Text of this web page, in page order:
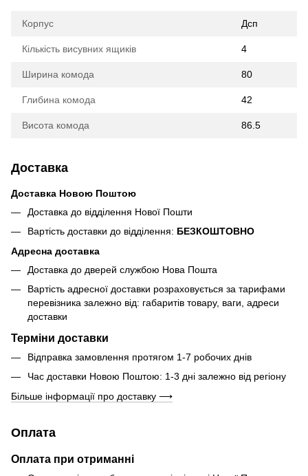
Корпус Дсп
Кількість висувних ящиків 4
Ширина комода 80
Глибина комода 42
Висота комода 86.5
Доставка
Доставка Новою Поштою
Доставка до відділення Нової Пошти
Вартість доставки до відділення: БЕЗКОШТОВНО
Адресна доставка
Доставка до дверей службою Нова Пошта
Вартість адресної доставки розраховується за тарифами
перевізника залежно від: габаритів товару, ваги, адреси
доставки
Терміни доставки
Відправка замовлення протягом 1-7 робочих днів
Час доставки Новою Поштою: 1-3 дні залежно від регіону
Більше інформації про доставку ⟶
Оплата
Оплата при отриманні